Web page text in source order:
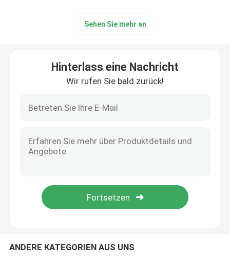
Qualitätskontrolle
Betonpumpe-Teile Schwing
Betonpumperohr
Sehen Sie mehr an
Hinterlass eine Nachricht
Wir rufen Sie bald zurück!
ANDERE KATEGORIEN AUS UNS